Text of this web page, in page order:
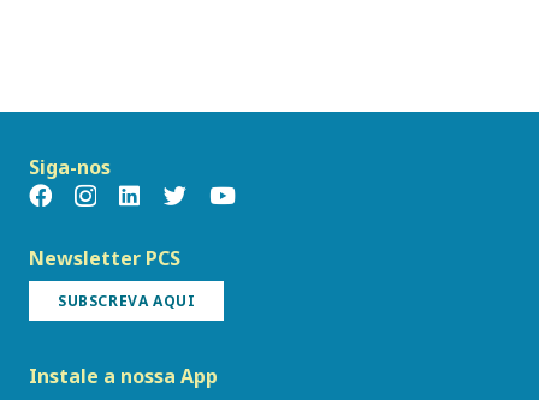
Siga-nos
Newsletter PCS
SUBSCREVA AQUI
Instale a nossa App